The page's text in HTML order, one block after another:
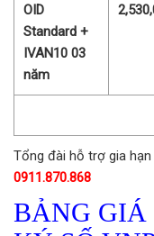
OID
Standard +
IVAN10 03
năm
Tổng đài hỗ trợ gia
0911.870.868
BẢNG